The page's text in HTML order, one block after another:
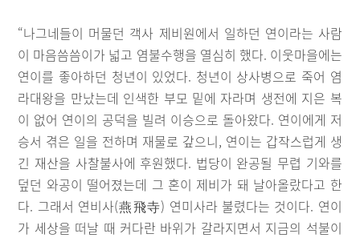
“나그네들이 머물던 객사 제비원에서 일하던 연이라는 사람
이 마음씀씀이가 넓고 염불수행을 열심히 했다. 이웃마을에는
연이를 좋아하던 청년이 있었다. 청년이 상사병으로 죽어 염
라대왕을 만났는데 인색한 부모 밑에 자라며 생전에 지은 복
이 없어 연이의 공덕을 빌려 이승으로 돌아왔다. 연이에게 저
승서 겪은 일을 전하며 재물로 갚으니, 연이는 갑작스럽게 생
긴 재산을 사찰불사에 후원했다. 법당이 완공될 무렵 기와를
덮던 와공이 떨어졌는데 그 혼이 제비가 돼 날아올랐다고 한
다. 그래서 연비사(燕飛寺) 연미사라 불렸다는 것이다. 연이
가 세상을 떠날 때 커다란 바위가 갈라지면서 지금의 석불이